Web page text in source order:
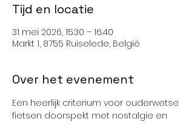
Tijd en locatie
31 mei 2026, 15:30 – 16:40
Markt 1, 8755 Ruiselede, België
Over het evenement
Een heerlijk criterium voor ouderwetse
fietsen doorspekt met nostalgie en